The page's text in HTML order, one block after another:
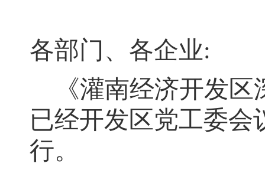
各部门、各企业:
《灌南经济开发
已经开发区党工委会
行。